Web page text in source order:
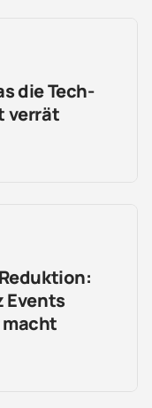
die Tech-
verrät
Events